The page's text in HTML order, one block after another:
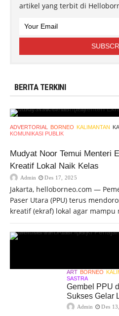
artikel yang terbit di
BERITA TERKINI
ADVERTORIAL BORNEO KALIMANTAN
KOMUNIKASI PUBLIK
Mudyat Noor Temui Menteri
Kreatif Lokal Naik Kelas
Admin Des 17, 2025
Jakarta, helloborneo.com —
Paser Utara (PPU) terus
kreatif (ekraf) lokal agar mampu
ART BORNEO
SASTRA
Gembel PPU
Sukses Gelar
Admin Des